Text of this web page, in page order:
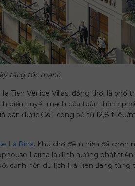
tăng tốc mạnh.
Tien Venice Villas, đồng thời là phố
biển huyết mạch của toàn thành
bán được C&T công bố từ 12,8 triêu/
La Rina. Khu chợ đêm hiện đã chọn
Larina là định hướng phát
cảnh nền du lịch Hà Tiên đang tăng